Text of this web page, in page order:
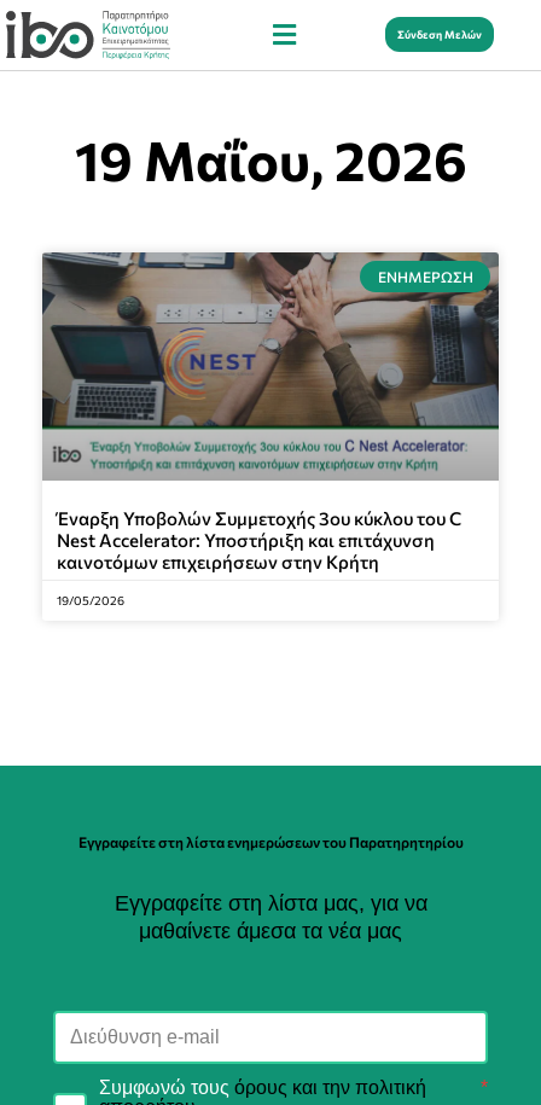
Σύνδεση Μελών
19 Μαΐου, 2026
ΕΝΗΜΈΡΩΣΗ
Έναρξη Υποβολών Συμμετοχής 3ου κύκλου του C
Nest Accelerator: Υποστήριξη και επιτάχυνση
καινοτόμων επιχειρήσεων στην Κρήτη
19/05/2026
Εγγραφείτε στη λίστα ενημερώσεων του Παρατηρητηρίου
Εγγραφείτε στη λίστα μας, για να
μαθαίνετε άμεσα τα νέα μας
Συμφωνώ τους όρους και την πολιτική
*